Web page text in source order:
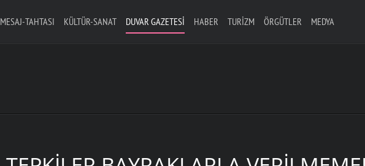
MESAJ-TAHTASI KÜLTÜR-SANAT DUVAR GAZETESI HABER TURIZM ÖRGÜTLER MEDYA